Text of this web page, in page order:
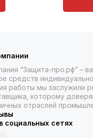
“Защита-про.рф” –
средств
работы мы заслужили
которому
отраслей
социальных сетях